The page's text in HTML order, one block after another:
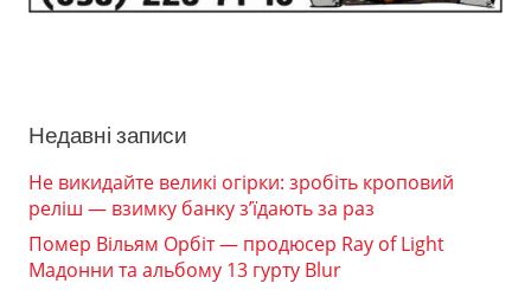
Недавні записи
Не викидайте великі огірки: зробіть кроповий
реліш — взимку банку з’їдають за раз
Помер Вільям Орбіт — продюсер Ray of Light
Мадонни та альбому 13 гурту Blur